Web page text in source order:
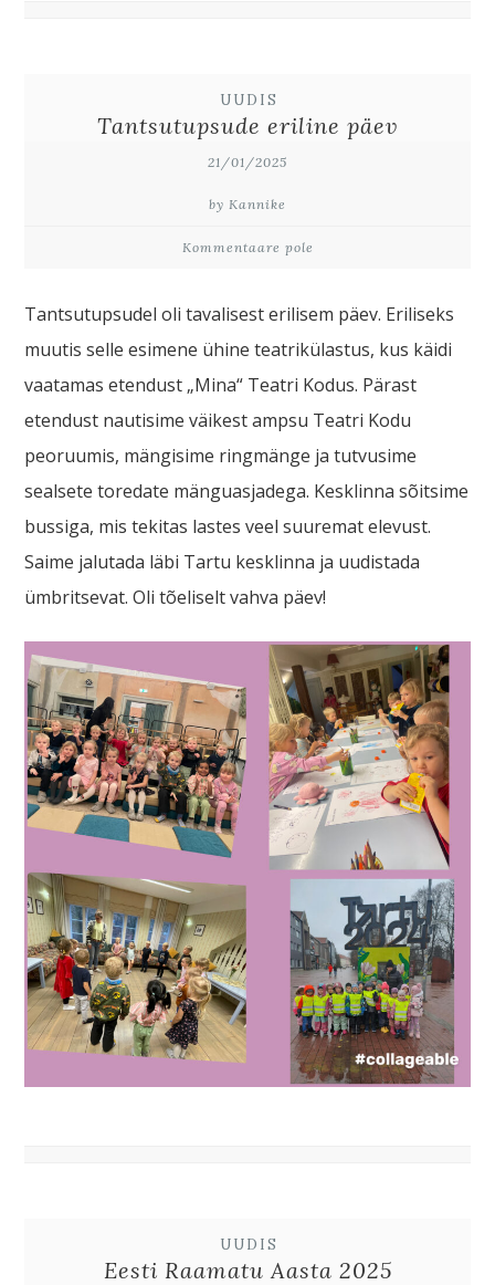
UUDIS
Tantsutupsude eriline päev
21/01/2025
by Kannike
Kommentaare pole
Tantsutupsudel oli tavalisest erilisem päev. Eriliseks
muutis selle esimene ühine teatrikülastus, kus käidi
vaatamas etendust „Mina“ Teatri Kodus. Pärast
etendust nautisime väikest ampsu Teatri Kodu
peoruumis, mängisime ringmänge ja tutvusime
sealsete toredate mänguasjadega. Kesklinna sõitsime
bussiga, mis tekitas lastes veel suuremat elevust.
Saime jalutada läbi Tartu kesklinna ja uudistada
ümbritsevat. Oli tõeliselt vahva päev!
UUDIS
Eesti Raamatu Aasta 2025